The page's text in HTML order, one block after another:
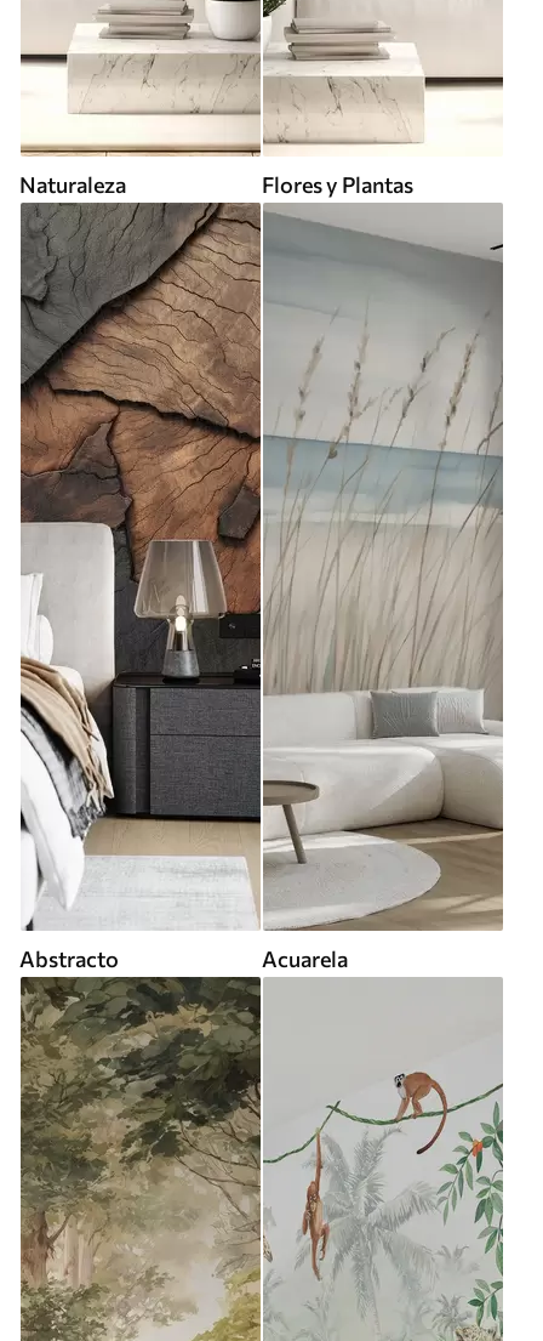
Naturaleza Flores y Plantas
Abstracto Acuarela